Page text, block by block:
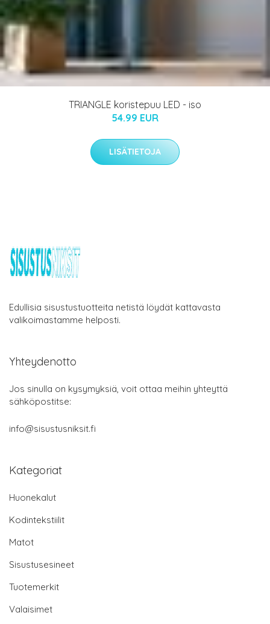
TRIANGLE koristepuu LED - iso
54.99 EUR
LISÄTIETOJA
Edullisia sisustustuotteita netistä löydät kattavasta
valikoimastamme helposti.
Yhteydenotto
Jos sinulla on kysymyksiä, voit ottaa meihin yhteyttä
sähköpostitse:
info@sisustusniksit.fi
Kategoriat
Huonekalut
Kodintekstiilit
Matot
Sisustusesineet
Tuotemerkit
Valaisimet